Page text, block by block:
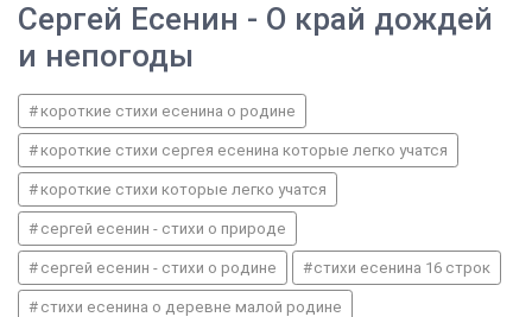
Сергей Есенин - О край дождей
и непогоды
короткие стихи есенина о родине
короткие стихи сергея есенина которые легко учатся
короткие стихи которые легко учатся
сергей есенин - стихи о природе
сергей есенин - стихи о родине стихи есенина 16 строк
стихи есенина о деревне малой родине